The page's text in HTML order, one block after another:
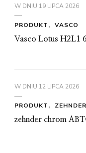
W DNIU 19 LIPCA 2026
PRODUKT
VASCO
Vasco Lotus H2L1
W DNIU 12 LIPCA 2026
PRODUKT
ZEHNDER
zehnder chrom